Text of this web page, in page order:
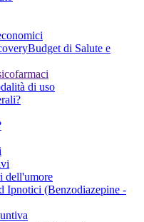
Budget di Salute e
di uso
dell'umore
Ipnotici (Benzodiazepine -